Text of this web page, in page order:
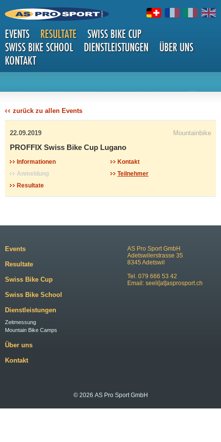
EVENTS RESULTATE
SWISS BIKE CUP
SWISS BIKE SCHOOL
DIENSTLEISTUNGEN
ÜBER UNS
KONTAKT
DETAILS
zurück zu allen Events
22.09.2019 Mountainbike
PROFFIX Swiss Bike Cup Lugano
Informationen
Kontakt
Anmeldung
Teilnehmer
Resultate
AS Pro Sport GmbH
Adetswilerstrasse 35
8345 Adetswil
Tel. 079 666 53 42
Email: seeli[at]asprosport.ch
Events
Resultate
Swiss Bike Cup
Swiss Bike School
Dienstleistungen
Zeitmessung
Mountain Bike Camps
Über uns
Kontakt
© 2026 AS Pro Sport GmbH